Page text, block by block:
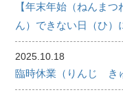
【年末年始（ねんま
ん）できない日（ひ）
2025.10.18
臨時休業（りんじ き